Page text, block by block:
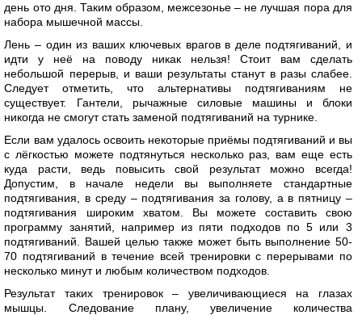
день ото дня. Таким образом, межсезонье – не лучшая пора для
набора мышечной массы.
Лень – один из ваших ключевых врагов в деле подтягиваний, и
идти у неё на поводу никак нельзя! Стоит вам сделать
небольшой перерыв, и ваши результаты станут в разы слабее.
Следует отметить, что альтернативы подтягиваниям не
существует. Гантели, рычажные силовые машины и блоки
никогда не смогут стать заменой подтягиваний на турнике.
Если вам удалось освоить некоторые приёмы подтягиваний и вы
с лёгкостью можете подтянуться несколько раз, вам еще есть
куда расти, ведь повысить свой результат можно всегда!
Допустим, в начале недели вы выполняете стандартные
подтягивания, в среду – подтягивания за голову, а в пятницу –
подтягивания широким хватом. Вы можете составить свою
программу занятий, например из пяти подходов по 5 или 3
подтягиваний. Вашей целью также может быть выполнение 50-
70 подтягиваний в течение всей тренировки с перерывами по
несколько минут и любым количеством подходов.
Результат таких тренировок – увеличивающиеся на глазах
мышцы. Следование плану, увеличение количества